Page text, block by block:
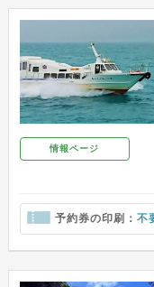
情報ページ
予約券の印刷： 不